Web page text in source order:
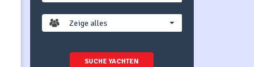
Zeige alles
SUCHE YACHTEN